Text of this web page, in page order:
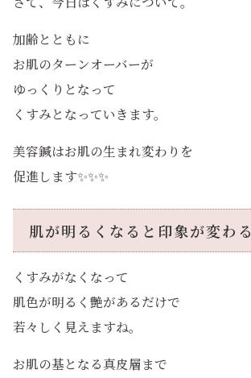
加齢とともに
お肌のターンオーバーが
ゆっくりとなって
くすみとなっていきます。
美容鍼はお肌の生まれ変わりを
促進します✨✨✨
肌が明るくなると印象が変わる
くすみがなくなって
肌色が明るく艶があるだけで
若々しく見えますね。
お肌の基となる真皮層まで